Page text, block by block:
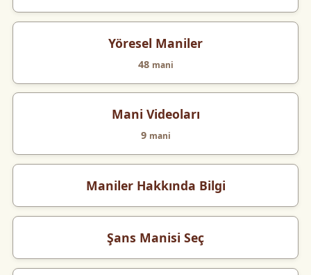
Yöresel Maniler
48 mani
Mani Videoları
9 mani
Maniler Hakkında Bilgi
Şans Manisi Seç